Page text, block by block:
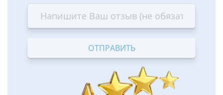
star
Terrible
stars
—
Bad
stars
—
OK
stars
—
Good
stars
—
Excellent